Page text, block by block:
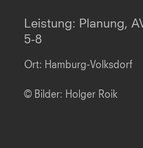
Leistung: Planung,
5-8
Ort: Hamburg-Volksdorf
© Bilder: Holger Roik